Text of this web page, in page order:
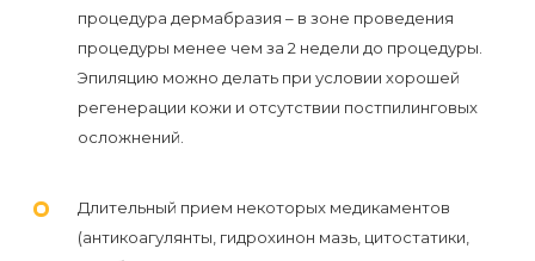
процедура дермабразия – в зоне проведения
процедуры менее чем за 2 недели до процедуры.
Эпиляцию можно делать при условии хорошей
регенерации кожи и отсутствии постпилинговых
осложнений.
Длительный прием некоторых медикаментов
(антикоагулянты, гидрохинон мазь, цитостатики,